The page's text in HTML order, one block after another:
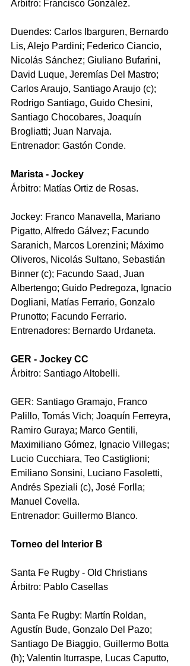
Árbitro: Francisco González.
Duendes: Carlos Ibarguren, Bernardo
Lis, Alejo Pardini; Federico Ciancio,
Nicolás Sánchez; Giuliano Bufarini,
David Luque, Jeremías Del Mastro;
Carlos Araujo, Santiago Araujo (c);
Rodrigo Santiago, Guido Chesini,
Santiago Chocobares, Joaquín
Brogliatti; Juan Narvaja.
Entrenador: Gastón Conde.
Marista - Jockey
Árbitro: Matías Ortiz de Rosas.
Jockey: Franco Manavella, Mariano
Pigatto, Alfredo Gálvez; Facundo
Saranich, Marcos Lorenzini; Máximo
Oliveros, Nicolás Sultano, Sebastián
Binner (c); Facundo Saad, Juan
Albertengo; Guido Pedregoza, Ignacio
Dogliani, Matías Ferrario, Gonzalo
Prunotto; Facundo Ferrario.
Entrenadores: Bernardo Urdaneta.
GER - Jockey CC
Árbitro: Santiago Altobelli.
GER: Santiago Gramajo, Franco
Palillo, Tomás Vich; Joaquín Ferreyra,
Ramiro Guraya; Marco Gentili,
Maximiliano Gómez, Ignacio Villegas;
Lucio Cucchiara, Teo Castiglioni;
Emiliano Sonsini, Luciano Fasoletti,
Andrés Speziali (c), José Forlla;
Manuel Covella.
Entrenador: Guillermo Blanco.
Torneo del Interior B
Santa Fe Rugby - Old Christians
Árbitro: Pablo Casellas
Santa Fe Rugby: Martín Roldan,
Agustín Bude, Gonzalo Del Pazo;
Santiago De Biaggio, Guillermo Botta
(h); Valentin Iturraspe, Lucas Caputto,